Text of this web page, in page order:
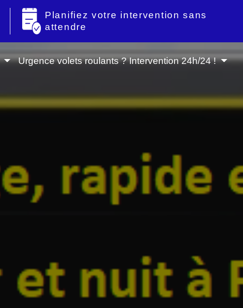
Planifiez votre intervention sans
attendre
Urgence volets roulants ? Intervention 24h/24 !